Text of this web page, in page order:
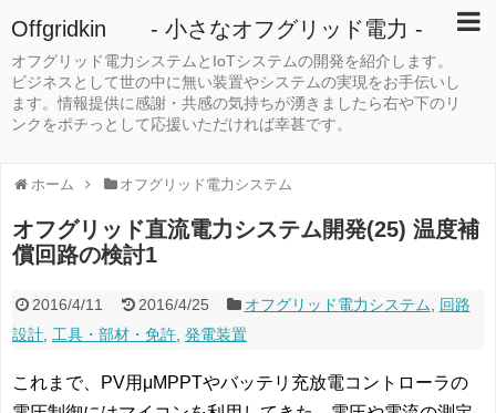
Offgridkin - 小さなオフグリッド電力 -
オフグリッド電力システムとIoTシステムの開発を紹介します。
ビジネスとして世の中に無い装置やシステムの実現をお手伝いし
ます。情報提供に感謝・共感の気持ちが湧きましたら右や下のリ
ンクをポチっとして応援いただければ幸甚です。
ホーム オフグリッド電力システム
オフグリッド直流電力システム開発(25) 温度補
償回路の検討1
2016/4/11 2016/4/25 オフグリッド電力システム
回路
設計 工具・部材・免許 発電装置
これまで、PV用μMPPTやバッテリ充放電コントローラの